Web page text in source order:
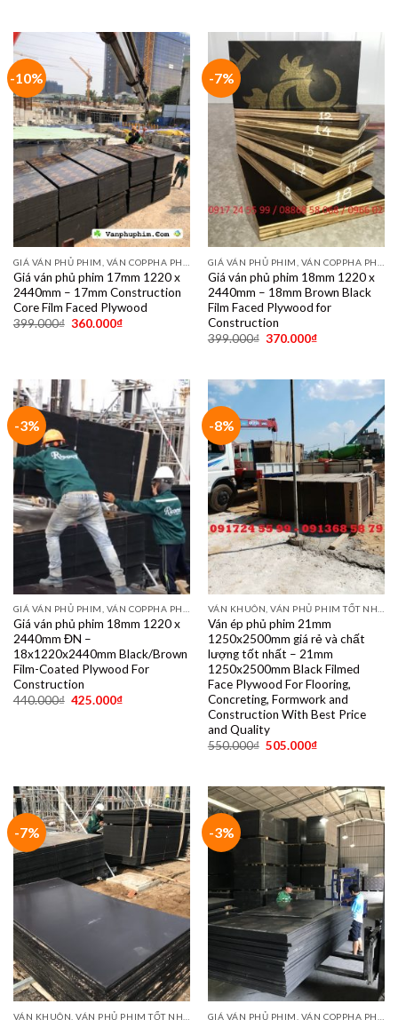
-10%
Giá ván phủ phim 17mm 1220 x
2440mm – 17mm Construction
Core Film Faced Plywood
399.000₫ 360.000₫
-7%
Giá ván phủ phim 18mm 1220 x
2440mm – 18mm Brown Black
Film Faced Plywood for
Construction
399.000₫ 370.000₫
-3%
Giá ván phủ phim 18mm 1220 x
2440mm ĐN –
18x1220x2440mm Black/Brown
Film-Coated Plywood For
Construction
440.000₫ 425.000₫
-8%
Ván ép phủ phim 21mm
1250x2500mm giá rẻ và chất
lượng tốt nhất – 21mm
1250x2500mm Black Filmed
Face Plywood For Flooring,
Concreting, Formwork and
Construction With Best Price
and Quality
550.000₫ 505.000₫
-7% -3%